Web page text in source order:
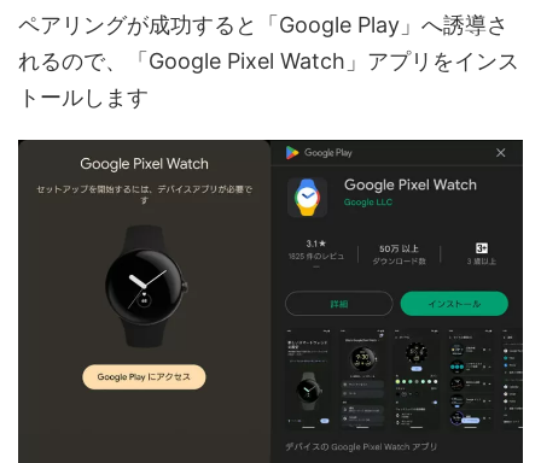
ペアリングが成功すると「Google Play」へ誘導さ
れるので、「Google Pixel Watch」アプリをインス
トールします